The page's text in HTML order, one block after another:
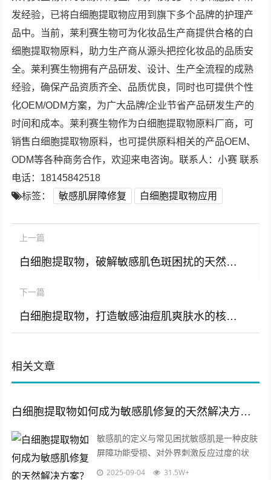
发经验，已将白细胞提取物应用到旗下多个品牌的护理产
品中。当前，莱利赛生物可为化妆品生产商提供合格的白
细胞提取物原料，助力生产商从源头把控化妆品的品质安
全。莱利赛生物拥有产品研发、设计、生产全流程的成熟
经验，确保产品资质齐全、品质优良，同时也可提供个性
化OEM/ODM方案，为广大品牌/企业节省产品研发生产的
时间和成本。莱利赛生物作为白细胞提取物原料厂商，可
销售白细胞提取物原料，也可提供原料相关的产品OEM、
ODM等各种商务合作，欢迎来电咨询。联系人：小赛 联系
电话：18145842518
标签：
敏感肌屏障修复 白细胞提取物应用
上一篇
白细胞提取物，破解敏感肌色斑困扰的天然修复密码
下一篇
白细胞提取物，打造敏感油痘肌爽肤水的核心原料解决方案
相关文章
白细胞提取物如何成为敏感肌修复的天然解决方案？
敏感肌的定义与常见困扰敏感肌是一种皮肤
屏障功能受损、对外界刺激反应过度的状
态，这类肌肤常伴随泛红、干燥、瘙痒、刺
2025-09-04 31.5W+